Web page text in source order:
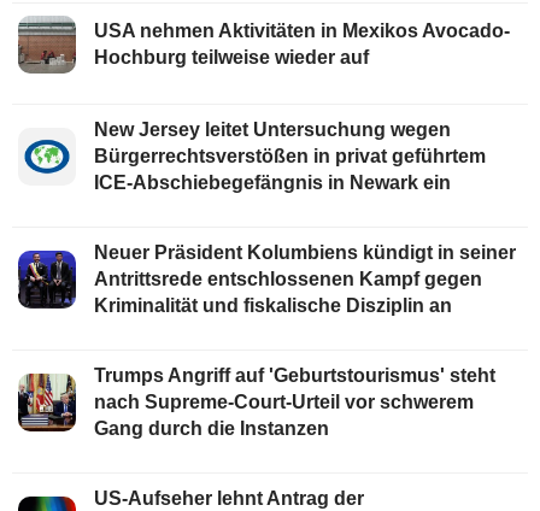
USA nehmen Aktivitäten in Mexikos Avocado-
Hochburg teilweise wieder auf
New Jersey leitet Untersuchung wegen
Bürgerrechtsverstößen in privat geführtem
ICE-Abschiebegefängnis in Newark ein
Neuer Präsident Kolumbiens kündigt in seiner
Antrittsrede entschlossenen Kampf gegen
Kriminalität und fiskalische Disziplin an
Trumps Angriff auf 'Geburtstourismus' steht
nach Supreme-Court-Urteil vor schwerem
Gang durch die Instanzen
US-Aufseher lehnt Antrag der